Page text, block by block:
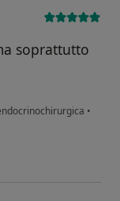
soprattutto
•